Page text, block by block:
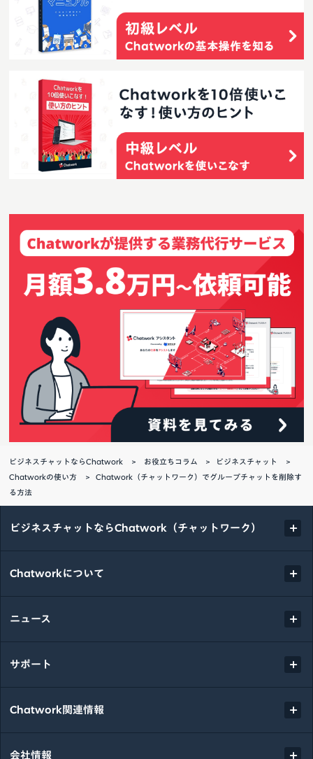
ビジネスチャットならChatwork お役立ちコラム
ビジネスチャット
Chatworkの使い方
Chatwork（チャットワーク）でグループチャットを削除す
る方法
ビジネスチャットならChatwork（チャットワーク）
Chatworkについて
ニュース
サポート
Chatwork関連情報
会社情報